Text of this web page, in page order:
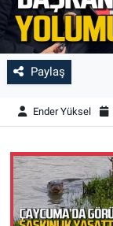
Paylaş
Ender Yüksel